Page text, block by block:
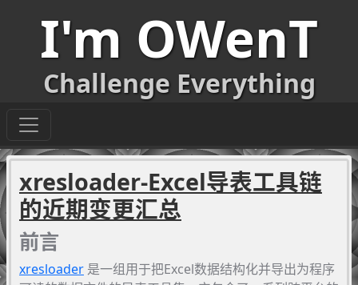
I'm OWenT
Challenge Everything
xresloader-Excel导表工具链
的近期变更汇总
前言
xresloader是一组用于把Excel数据结构化并导出为程序